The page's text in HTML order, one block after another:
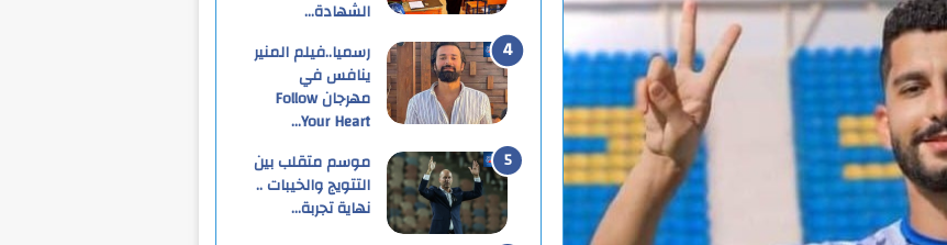
الشهادة…
رسميا..فيلم المنير
ينافس في
مهرجان Follow
Your Heart…
موسم متقلب بين
التتويج والخيبات ..
نهاية تجربة…